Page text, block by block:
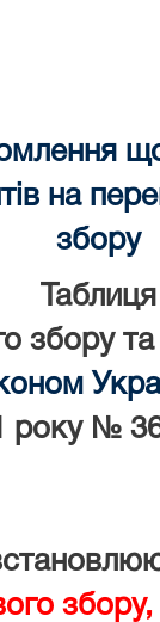
на
збору
Таблиця
збору
року №